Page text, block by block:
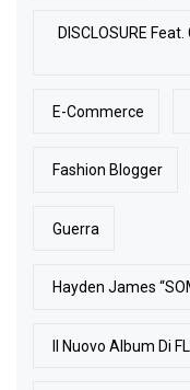
DISCLOSURE
E-Commerce
Fashion Blogger
Guerra
Hayden James
Il Nuovo Album Di